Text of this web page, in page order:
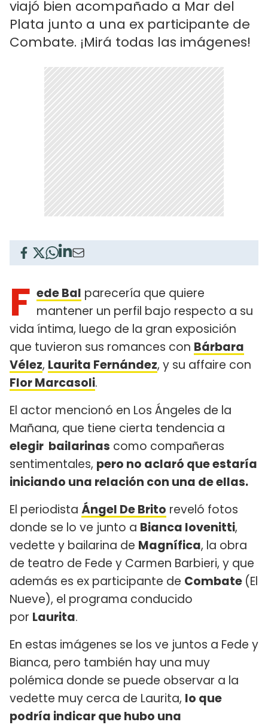
viajó bien acompañado a Mar del
Plata junto a una ex participante de
Combate. ¡Mirá todas las imágenes!
F ede Bal parecería que quiere
mantener un perfil bajo respecto a su
vida íntima, luego de la gran exposición
que tuvieron sus romances con Bárbara
Vélez, Laurita Fernández, y su affaire con
Flor Marcasoli.
El actor mencionó en Los Ángeles de la
Mañana, que tiene cierta tendencia a
elegir bailarinas como compañeras
sentimentales, pero no aclaró que estaría
iniciando una relación con una de ellas.
El periodista Ángel De Brito reveló fotos
donde se lo ve junto a Bianca Iovenitti,
vedette y bailarina de Magnífica, la obra
de teatro de Fede y Carmen Barbieri, y que
además es ex participante de Combate (El
Nueve), el programa conducido
por Laurita.
En estas imágenes se los ve juntos a Fede y
Bianca, pero también hay una muy
polémica donde se puede observar a la
vedette muy cerca de Laurita, lo que
podría indicar que hubo una